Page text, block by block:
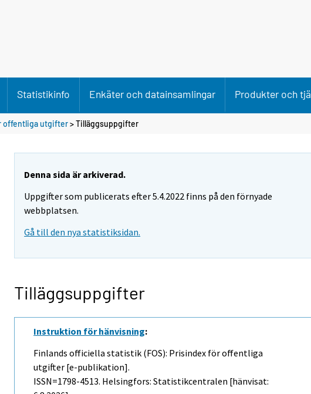
Statistikinfo Enkäter och datainsamlingar Produkter och tjä
offentliga utgifter> Tilläggsuppgifter
Denna sida är arkiverad.
Uppgifter som publicerats efter 5.4.2022 finns på den förnyade
webbplatsen.
Gå till den nya statistiksidan.
Tilläggsuppgifter
Instruktion för hänvisning:
Finlands officiella statistik (FOS): Prisindex för offentliga
utgifter [e-publikation].
ISSN=1798-4513. Helsingfors: Statistikcentralen [hänvisat: